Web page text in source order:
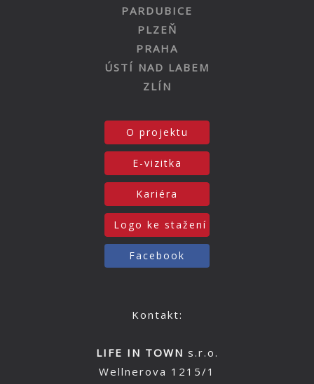
PARDUBICE
PLZEŇ
PRAHA
ÚSTÍ NAD LABEM
ZLÍN
O projektu
E-vizitka
Kariéra
Logo ke stažení
Facebook
Kontakt:
LIFE IN TOWN s.r.o.
Wellnerova 1215/1